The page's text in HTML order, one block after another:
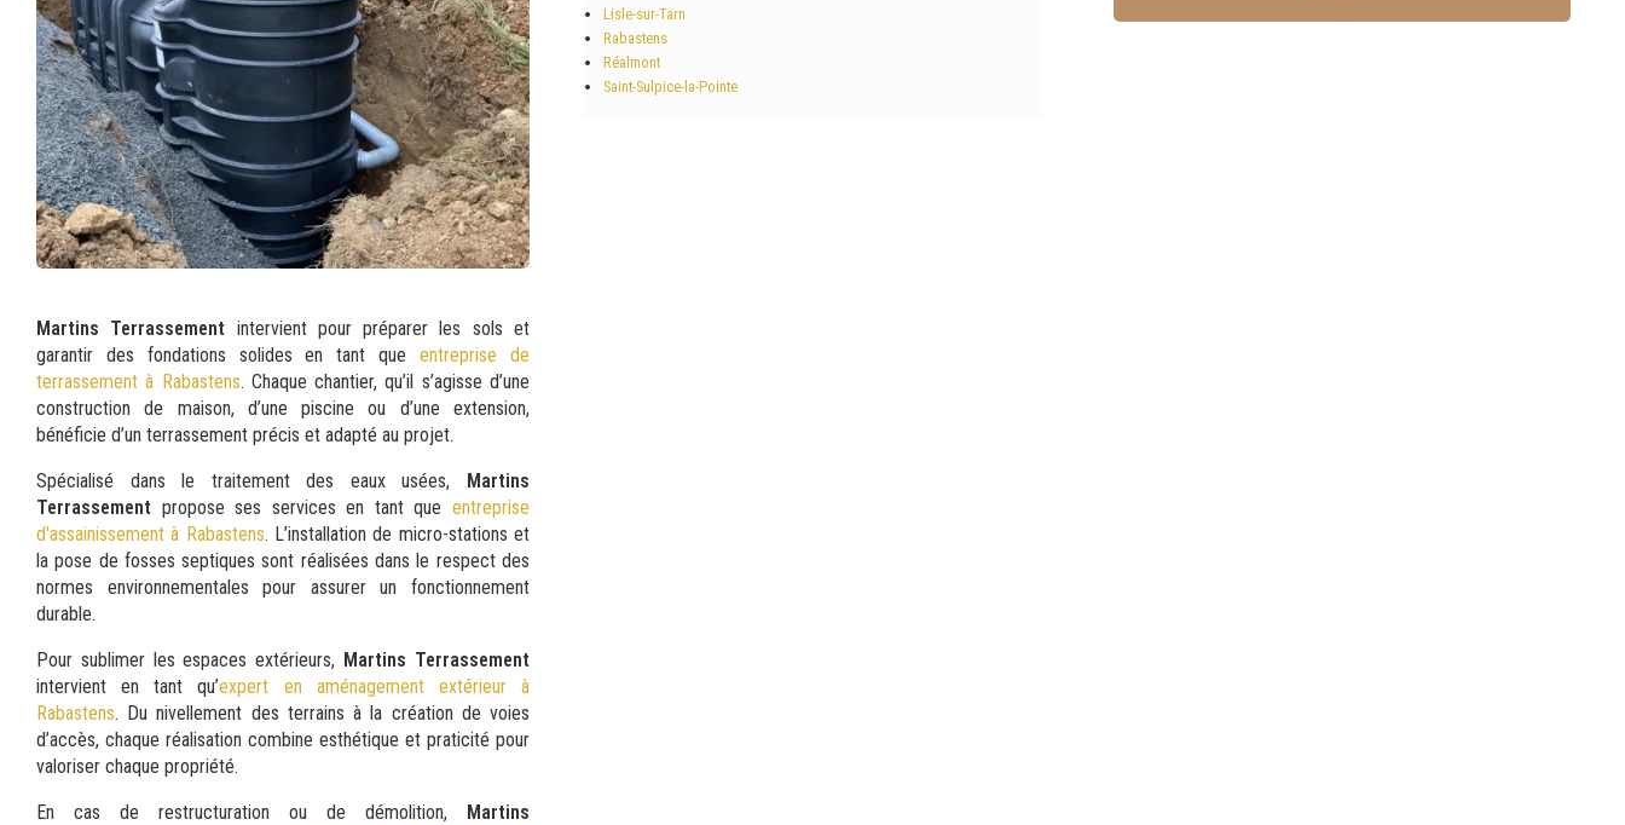
Martins Terrassement intervient pour préparer les sols et
garantir des fondations solides en tant queentreprise de
terrassement à Rabastens. Chaque chantier, qu’il s’agisse d’une
construction de maison, d’une piscine ou d’une extension,
bénéficie d’un terrassement précis et adapté au projet.
Spécialisé dans le traitement des eaux usées, Martins
Terrassement propose ses services en tant que entreprise
d'assainissement à Rabastens. L’installation de micro-stations et
la pose de fosses septiques sont réalisées dans le respect des
normes environnementales pour assurer un fonctionnement
durable.
Pour sublimer les espaces extérieurs, Martins Terrassement
intervient en tant qu’expert en aménagement extérieur à
Rabastens. Du nivellement des terrains à la création de voies
d’accès, chaque réalisation combine esthétique et praticité pour
valoriser chaque propriété.
En cas de restructuration ou de démolition, Martins
Lisle-sur-Tarn
Rabastens
Réalmont
Saint-Sulpice-la-Pointe